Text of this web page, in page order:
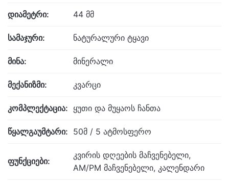
დიამეტრი: 44 მმ
სამაჯური: ნატურალური ტყავი
მინა: მინერალი
მექანიზმი: კვარცი
კომპლექტაცია: ყუთი და მუყაოს ჩანთა
წყალგაუმტარი: 50მ / 5 ატმოსფერო
ფუნქციები:
კვირის დღეების მაჩვენებელი,
AM/PM მაჩვენებელი, კალენდარი